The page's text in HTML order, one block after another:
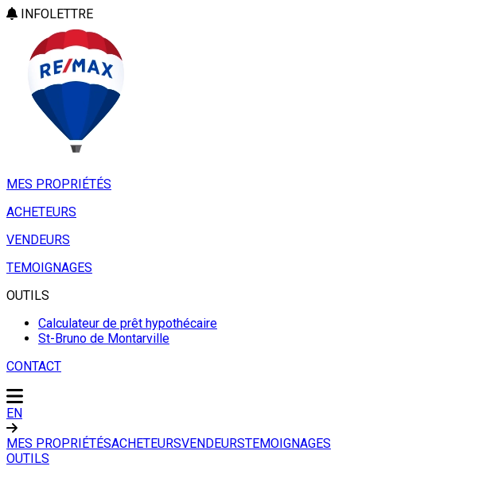
INFOLETTRE
MES PROPRIÉTÉS
ACHETEURS
VENDEURS
TEMOIGNAGES
OUTILS
Calculateur de prêt hypothécaire
St-Bruno de Montarville
CONTACT
EN
MES PROPRIÉTÉSACHETEURSVENDEURSTEMOIGNAGES
OUTILS